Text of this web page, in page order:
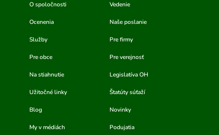
O spoločnosti Vedenie
Ocenenia Naše poslanie
Služby Pre firmy
Pre obce Pre verejnosť
Na stiahnutie Legislatíva OH
Užitočné linky Štatúty súťaží
Blog Novinky
My v médiách Podujatia